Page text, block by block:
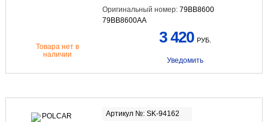
Оригинальный номер: 79BB8600
79BB8600AA
Товара нет в
наличии
3 420 РУБ.
Уведомить
Артикул №: SK-94162